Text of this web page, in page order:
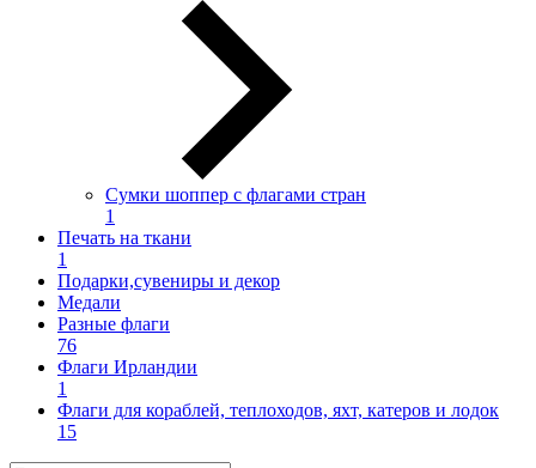
Сумки шоппер с флагами стран
1
Печать на ткани
1
Подарки,сувениры и декор
Медали
Разные флаги
76
Флаги Ирландии
1
Флаги для кораблей, теплоходов, яхт, катеров и лодок
15